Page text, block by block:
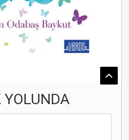
YOLUNDA